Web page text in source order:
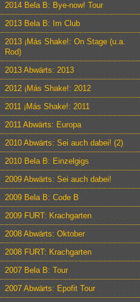
2014 Bela B: Bye-now! Tour
2013 Bela B: Im Club
2013 ¡Más Shake!: On Stage (u.a.
Rod)
2013 Abwärts: 2013
2012 ¡Más Shake!: 2012
2011 ¡Más Shake!: 2011
2011 Abwärts: Europa
2010 Abwärts: Sei auch dabei! (2)
2010 Bela B: Einzelgigs
2009 Abwärts: Sei auch dabei!
2009 Bela B: Code B
2009 FURT: Krachgarten
2008 Abwärts: Oktober
2008 FURT: Krachgarten
2007 Bela B: Tour
2007 Abwärts: Epofit Tour